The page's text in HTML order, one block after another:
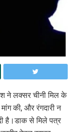
ने लक्सर चीनी मिल के
की, और रंगदारी न
है।डाक से मिले पत्र